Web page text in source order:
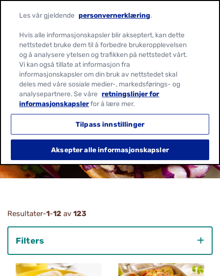
OPPSKRIFTER
Resultater-1-12 av 123
Filters
Category
Les vår gjeldende personvernerklæring.
Hvis alle informasjonskapsler blir akseptert, kan dette
nettstedet bruke dem til å forbedre brukeropplevelsen
og å analysere ytelsen og trafikken på nettstedet vårt.
Vi kan også tillate at informasjon fra
informasjonskapsler om din bruk av nettstedet skal
deles med våre sosiale medier-, markedsførings- og
analysepartnere. Se våre retningslinjer for
informasjonskapslerfor å lære mer.
Tilpass innstillinger
Aksepter alle informasjonskapsler